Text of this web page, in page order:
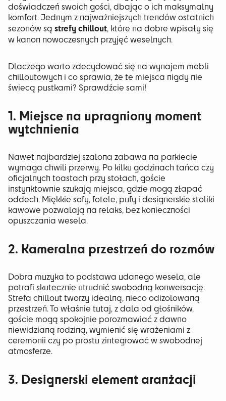
doświadczeń swoich gości, dbając o ich maksymalny
komfort. Jednym z najważniejszych trendów ostatnich
sezonów są strefy chillout, które na dobre wpisały się
w kanon nowoczesnych przyjęć weselnych.
Dlaczego warto zdecydować się na wynajem mebli
chilloutowych i co sprawia, że te miejsca nigdy nie
świecą pustkami? Sprawdźcie sami!
1. Miejsce na upragniony moment
wytchnienia
Nawet najbardziej szalona zabawa na parkiecie
wymaga chwili przerwy. Po kilku godzinach tańca czy
oficjalnych toastach przy stołach, goście
instynktownie szukają miejsca, gdzie mogą złapać
oddech. Miękkie sofy, fotele, pufy i designerskie stoliki
kawowe pozwalają na relaks, bez konieczności
opuszczania wesela.
2. Kameralna przestrzeń do rozmów
Dobra muzyka to podstawa udanego wesela, ale
potrafi skutecznie utrudnić swobodną konwersację.
Strefa chillout tworzy idealną, nieco odizolowaną
przestrzeń. To właśnie tutaj, z dala od głośników,
goście mogą spokojnie porozmawiać z dawno
niewidzianą rodziną, wymienić się wrażeniami z
ceremonii czy po prostu zintegrować w swobodnej
atmosferze.
3. Designerski element aranżacji